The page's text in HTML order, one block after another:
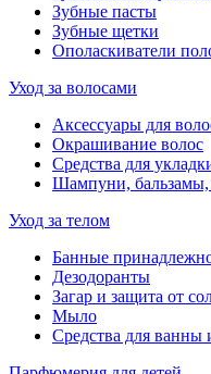
Зубные пасты
Зубные щетки
Ополаскиватели
Уход за волосами
Аксессуары для
Окрашивание волос
Средства для
Шампуни, бальзамы,
Уход за телом
Банные
Дезодоранты
Загар и защита от
Мыло
Средства для ванны